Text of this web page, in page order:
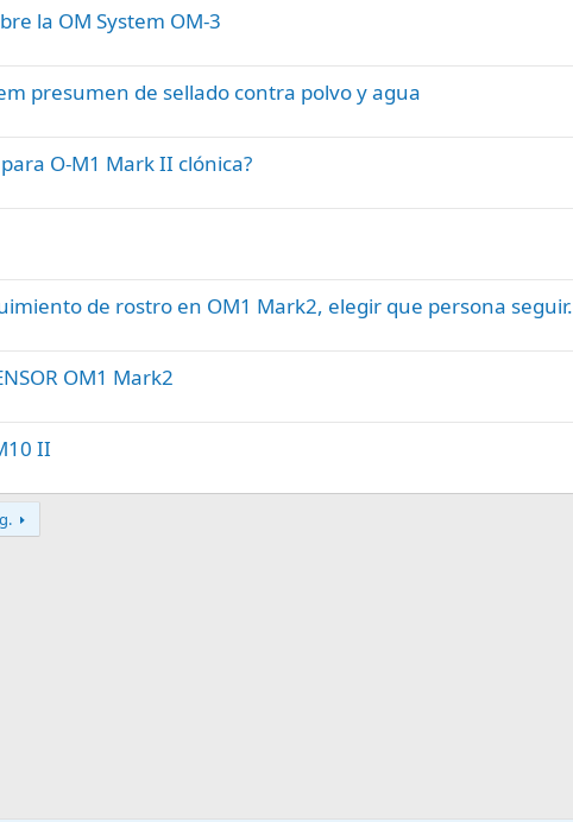
la OM System OM-3
presumen de sellado contra polvo y agua
O-M1 Mark II clónica?
de rostro en OM1 Mark2, elegir que persona seguir.
OM1 Mark2
II